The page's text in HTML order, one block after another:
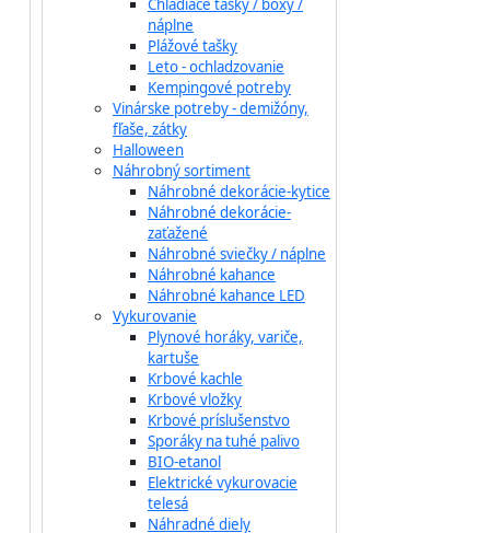
Chladiace tašky / boxy /
náplne
Plážové tašky
Leto - ochladzovanie
Kempingové potreby
Vinárske potreby - demižóny,
fľaše, zátky
Halloween
Náhrobný sortiment
Náhrobné dekorácie-kytice
Náhrobné dekorácie-
zaťažené
Náhrobné sviečky / náplne
Náhrobné kahance
Náhrobné kahance LED
Vykurovanie
Plynové horáky, variče,
kartuše
Krbové kachle
Krbové vložky
Krbové príslušenstvo
Sporáky na tuhé palivo
BIO-etanol
Elektrické vykurovacie
telesá
Náhradné diely